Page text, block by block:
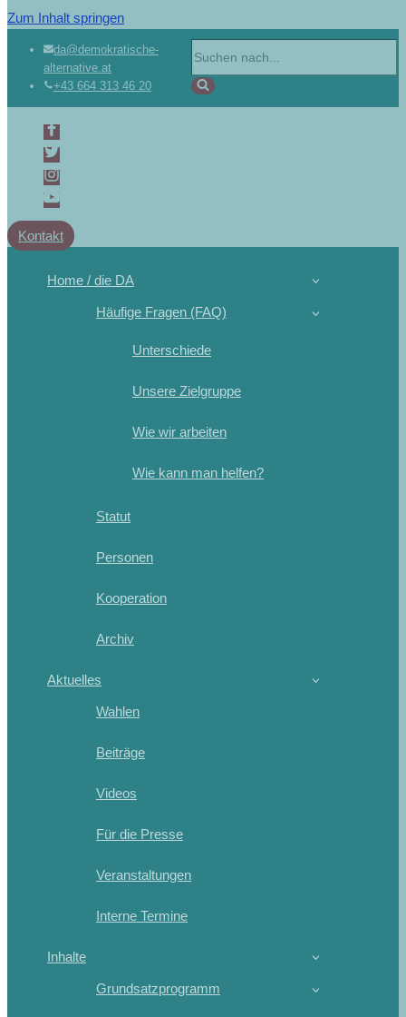
Zum Inhalt springen
da@demokratische-
alternative.at
+43 664 313 46 20
Kontakt
Home / die DA
Häufige Fragen (FAQ)
Unterschiede
Unsere Zielgruppe
Wie wir arbeiten
Wie kann man helfen?
Statut
Personen
Kooperation
Archiv
Aktuelles
Wahlen
Beiträge
Videos
Für die Presse
Veranstaltungen
Interne Termine
Inhalte
Grundsatzprogramm